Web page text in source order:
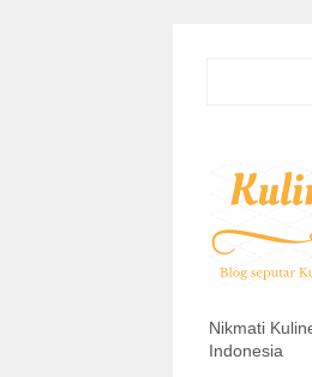
Nikmati
Indonesia